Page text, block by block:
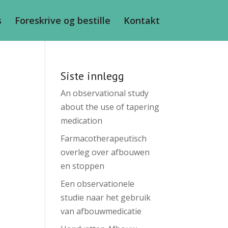
Foreskrive og bestille Kontakt
Siste innlegg
An observational study
about the use of tapering
medication
Farmacotherapeutisch
overleg over afbouwen
en stoppen
Een observationele
studie naar het gebruik
van afbouwmedicatie